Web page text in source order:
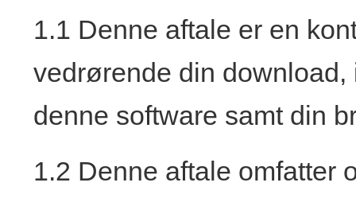
1.1 Denne aftale er en
vedrørende din
denne software samt din
1.2 Denne aftale omfatter